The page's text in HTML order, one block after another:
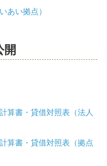
あい拠点）
算書・貸借対照表（法人
算書・貸借対照表（拠点